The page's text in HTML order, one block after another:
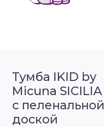
Тумба IKID by
Micuna SICILIA
с пеленальной
доской